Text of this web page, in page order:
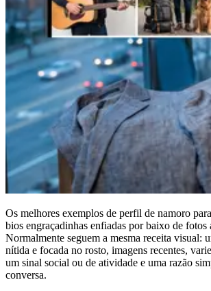
Os melhores exemplos de perfil de namoro
bios engraçadinhas enfiadas por baixo de fotos
Normalmente seguem a mesma receita visual:
nítida e focada no rosto, imagens recentes,
um sinal social ou de atividade e uma razão
conversa.